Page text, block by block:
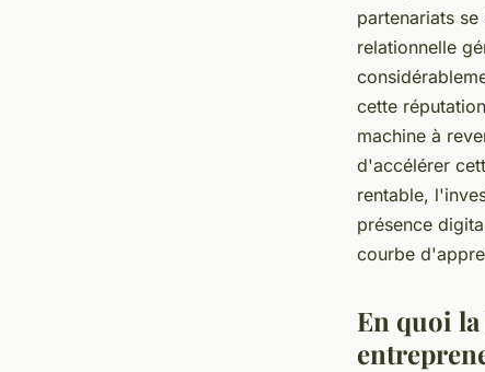
partenariats
relationnelle
cette
machine à
d'accélérer
rentable,
présence
courbe
En quoi